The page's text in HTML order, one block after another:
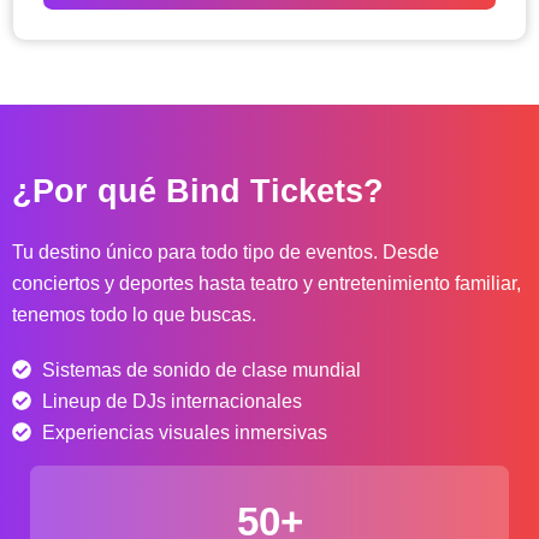
d
p
c
i
s
:
d
d
$
¿Por qué Bind Tickets?
Tu destino único para todo tipo de eventos. Desde
conciertos y deportes hasta teatro y entretenimiento familiar,
tenemos todo lo que buscas.
Sistemas de sonido de clase mundial
Lineup de DJs internacionales
Experiencias visuales inmersivas
50+